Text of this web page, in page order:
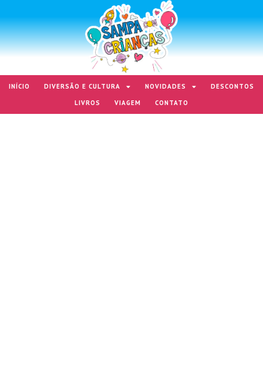
INÍCIO DIVERSÃO E CULTURA NOVIDADES
DESCONTOS
LIVROS
VIAGEM CONTATO